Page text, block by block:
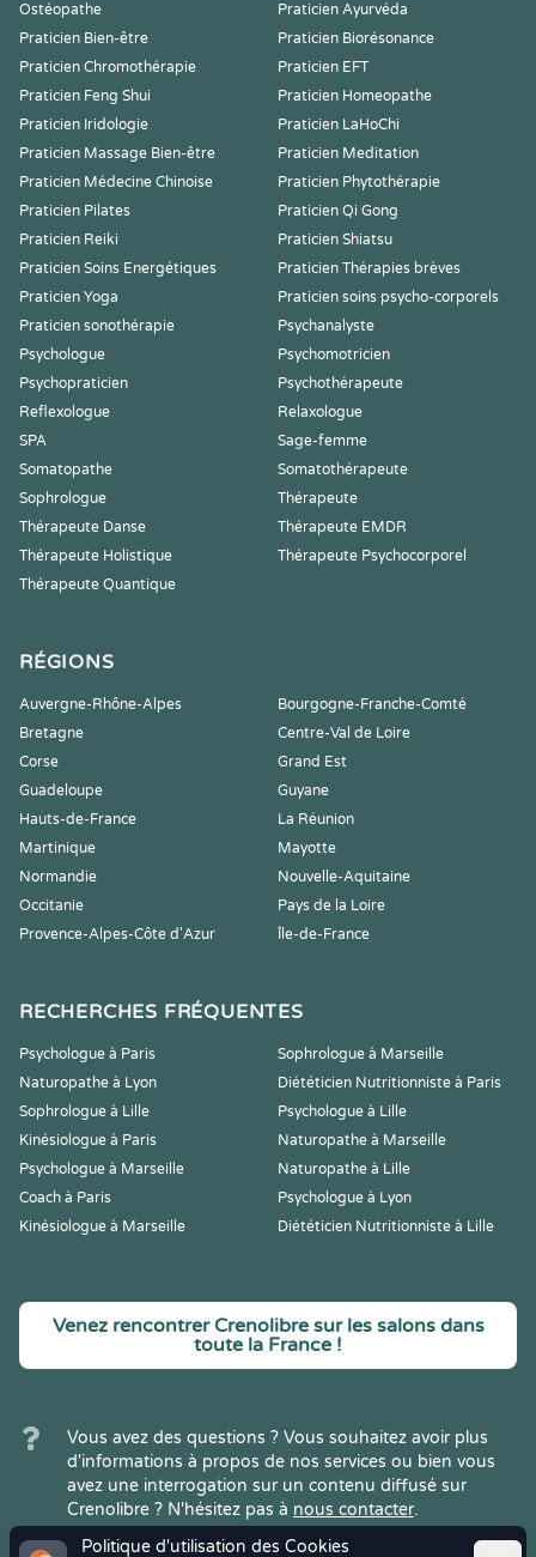
Politique d'utilisation des Cookies
Ostéopathe
Praticien Ayurvéda
Praticien Bien-être
Praticien Biorésonance
Praticien Chromothérapie
Praticien EFT
Praticien Feng Shui
Praticien Homeopathe
Praticien Iridologie
Praticien LaHoChi
Praticien Massage Bien-être
Praticien Meditation
Praticien Médecine Chinoise
Praticien Phytothérapie
Praticien Pilates
Praticien Qi Gong
Praticien Reiki
Praticien Shiatsu
Praticien Soins Energétiques
Praticien Thérapies brèves
Praticien Yoga
Praticien soins psycho-corporels
Praticien sonothérapie
Psychanalyste
Psychologue
Psychomotricien
Psychopraticien
Psychothérapeute
Reflexologue
Relaxologue
SPA
Sage-femme
Somatopathe
Somatothérapeute
Sophrologue
Thérapeute
Thérapeute Danse
Thérapeute EMDR
Thérapeute Holistique
Thérapeute Psychocorporel
Thérapeute Quantique
RÉGIONS
Auvergne-Rhône-Alpes
Bourgogne-Franche-Comté
Bretagne
Centre-Val de Loire
Corse
Grand Est
Guadeloupe
Guyane
Hauts-de-France
La Réunion
Martinique
Mayotte
Normandie
Nouvelle-Aquitaine
Occitanie
Pays de la Loire
Provence-Alpes-Côte d'Azur
Île-de-France
RECHERCHES FRÉQUENTES
Psychologue à Paris
Sophrologue à Marseille
Naturopathe à Lyon
Diététicien Nutritionniste à Paris
Sophrologue à Lille
Psychologue à Lille
Kinésiologue à Paris
Naturopathe à Marseille
Psychologue à Marseille
Naturopathe à Lille
Coach à Paris
Psychologue à Lyon
Kinésiologue à Marseille
Diététicien Nutritionniste à Lille
Venez rencontrer Crenolibre sur les salons dans
toute la France !
Vous avez des questions ? Vous souhaitez avoir plus
d'informations à propos de nos services ou bien vous
avez une interrogation sur un contenu diffusé sur
Crenolibre ? N'hésitez pas à nous contacter.